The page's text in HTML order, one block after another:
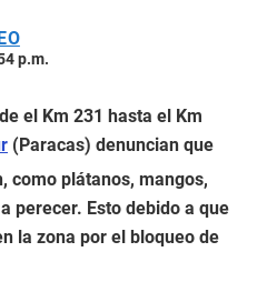
p.m.
el Km 231 hasta el Km
(Paracas) denuncian que
como plátanos, mangos,
perecer. Esto debido a que
la zona por el bloqueo de